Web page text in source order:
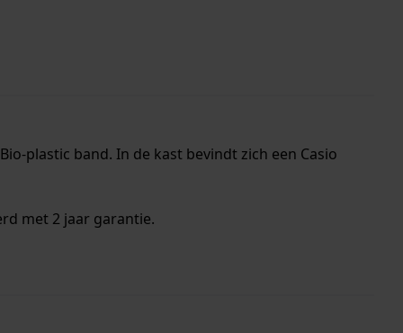
plastic band. In de kast bevindt zich een Casio
met 2 jaar garantie.